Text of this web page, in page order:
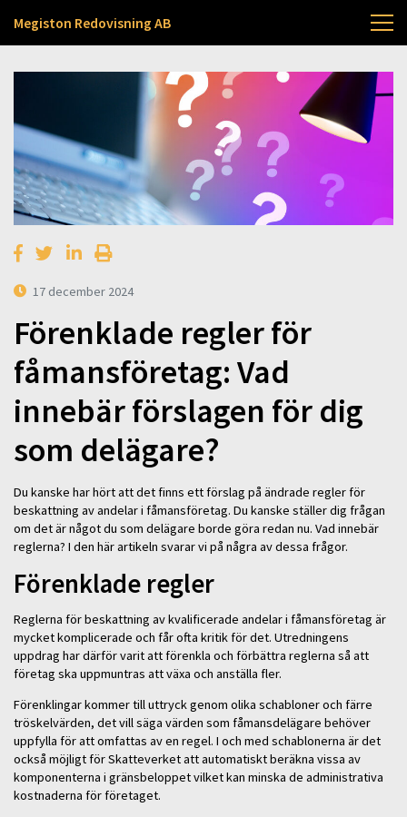
Megiston Redovisning AB
17 december 2024
Förenklade regler för
fåmansföretag: Vad
innebär förslagen för dig
som delägare?
Du kanske har hört att det finns ett förslag på ändrade regler för
beskattning av andelar i fåmansföretag. Du kanske ställer dig frågan
om det är något du som delägare borde göra redan nu. Vad innebär
reglerna? I den här artikeln svarar vi på några av dessa frågor.
Förenklade regler
Reglerna för beskattning av kvalificerade andelar i fåmansföretag är
mycket komplicerade och får ofta kritik för det. Utredningens
uppdrag har därför varit att förenkla och förbättra reglerna så att
företag ska uppmuntras att växa och anställa fler.
Förenklingar kommer till uttryck genom olika schabloner och färre
tröskelvärden, det vill säga värden som fåmansdelägare behöver
uppfylla för att omfattas av en regel. I och med schablonerna är det
också möjligt för Skatteverket att automatiskt beräkna vissa av
komponenterna i gränsbeloppet vilket kan minska de administrativa
kostnaderna för företaget.